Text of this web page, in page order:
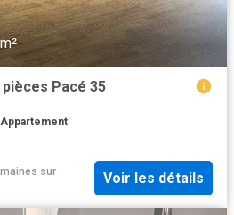
Pacé 35
Appartement
sur
Voir les détails